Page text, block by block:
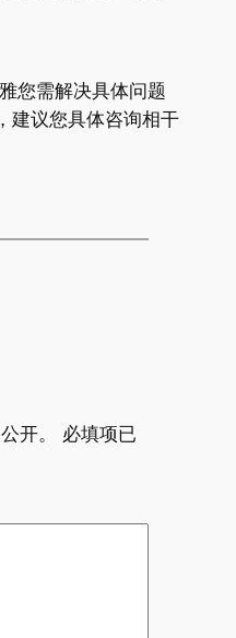
您需解决具体问题
建议您具体咨询相干
开。
必填项已